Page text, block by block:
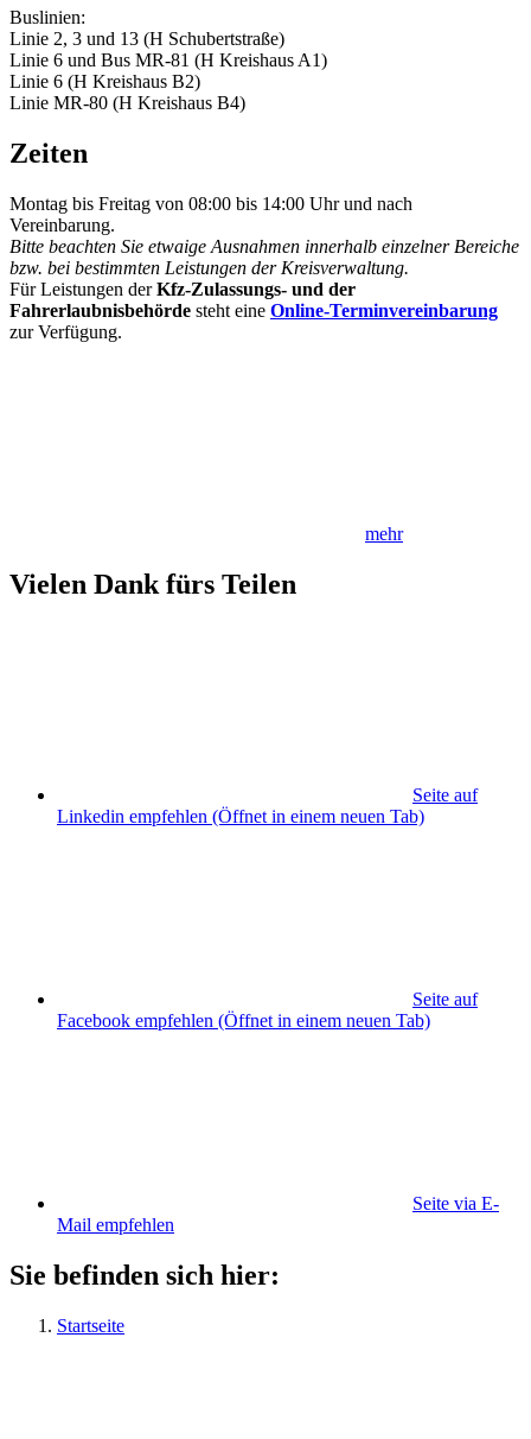
Buslinien:
Linie 2, 3 und 13 (H Schubertstraße)
Linie 6 und Bus MR-81 (H Kreishaus A1)
Linie 6 (H Kreishaus B2)
Linie MR-80 (H Kreishaus B4)
Zeiten
Montag bis Freitag von 08:00 bis 14:00 Uhr und nach
Vereinbarung.
Bitte beachten Sie etwaige Ausnahmen innerhalb einzelner Bereiche
bzw. bei bestimmten Leistungen der Kreisverwaltung.
Für Leistungen derKfz-Zulassungs- und der
Fahrerlaubnisbehörde steht eine Online-Terminvereinbarung
zur Verfügung.
mehr
Vielen Dank fürs Teilen
Seite auf
Linkedin empfehlen (Öffnet in einem neuen Tab)
Seite auf
Facebook empfehlen (Öffnet in einem neuen Tab)
Seite via E-
Mail empfehlen
Sie befinden sich hier:
Startseite